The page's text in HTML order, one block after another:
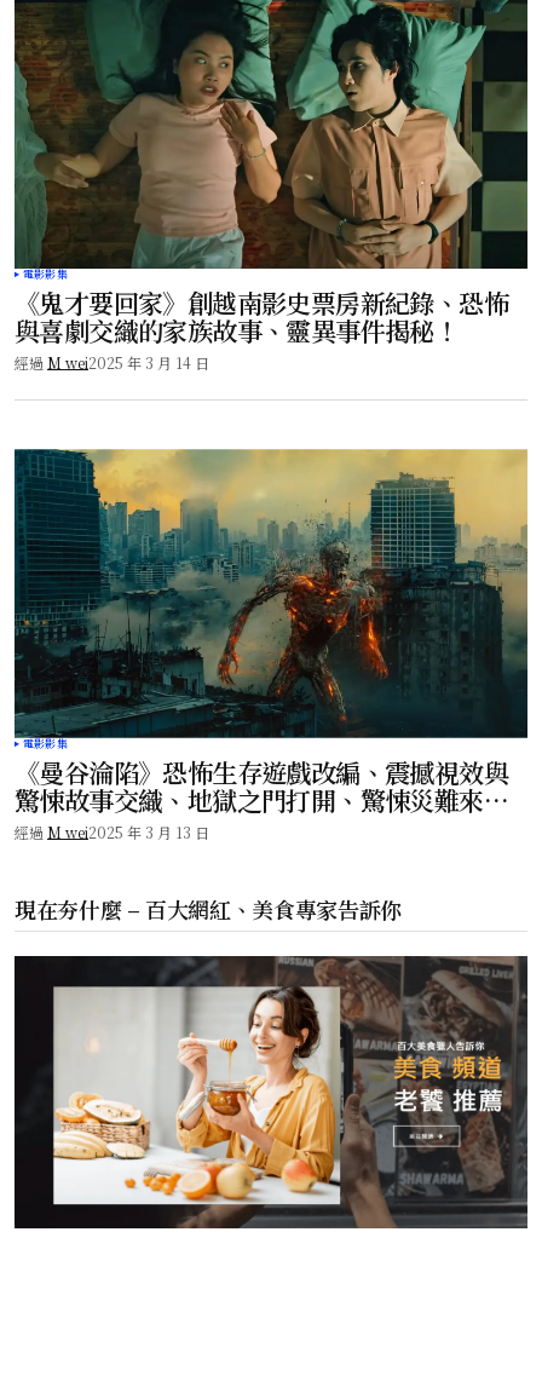
電影影集
《鬼才要回家》創越南影史票房新紀錄、恐怖
與喜劇交織的家族故事、靈異事件揭秘！
經過 M wei2025 年 3 月 14 日
電影影集
《曼谷淪陷》恐怖生存遊戲改編、震撼視效與
驚悚故事交織、地獄之門打開、驚悚災難來
襲！
經過 M wei2025 年 3 月 13 日
現在夯什麼 – 百大網紅、美食專家告訴你